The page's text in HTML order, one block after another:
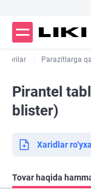
dorilar Parazitlarga
Pirantel
blister)
Xaridlar
Tovar haqida